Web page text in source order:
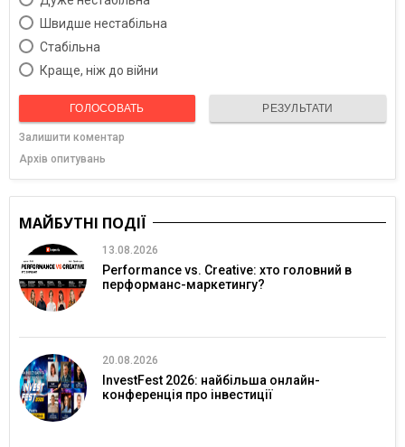
Швидше нестабільна
Cтабільна
Краще, ніж до війни
ГОЛОСОВАТЬ РЕЗУЛЬТАТИ
Залишити коментар
Архів опитувань
МАЙБУТНІ ПОДІЇ
13.08.2026
Performance vs. Creative: хто головний в
перформанс-маркетингу?
20.08.2026
InvestFest 2026: найбільша онлайн-
конференція про інвестиції